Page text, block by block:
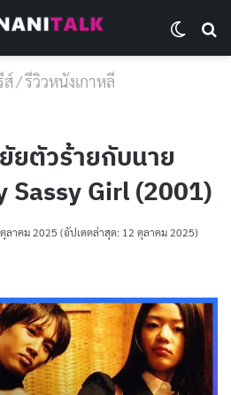
ส์/รีวิวหนังเกาหลี
ยตัวร้ายกับนาย
Sassy Girl (2001)
ลาคม 2025 (อัปเดตล่าสุด: 12 ตุลาคม 2025)